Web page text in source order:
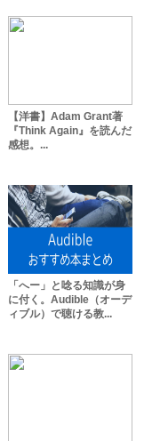
【洋書】Adam Grant著
『Think Again』を読んだ
感想。...
「へー」と唸る知識が身
に付く。Audible（オーデ
ィブル）で聴ける教...